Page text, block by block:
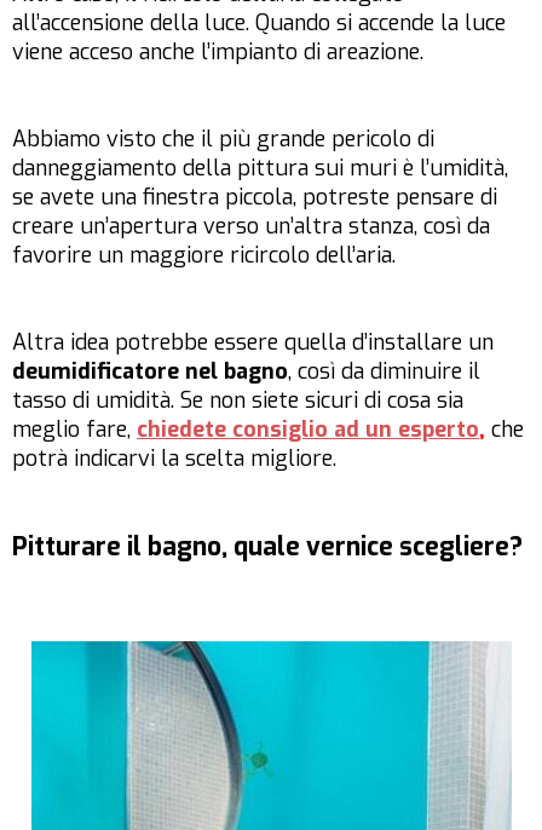
all’accensione della luce. Quando si accende la luce
viene acceso anche l’impianto di areazione.
Abbiamo visto che il più grande pericolo di
danneggiamento della pittura sui muri è l’umidità,
se avete una finestra piccola, potreste pensare di
creare un’apertura verso un’altra stanza, così da
favorire un maggiore ricircolo dell’aria.
Altra idea potrebbe essere quella d’installare un
deumidificatore nel bagno, così da diminuire il
tasso di umidità. Se non siete sicuri di cosa sia
meglio fare, chiedete consiglio ad un esperto, che
potrà indicarvi la scelta migliore.
Pitturare il bagno, quale vernice scegliere?